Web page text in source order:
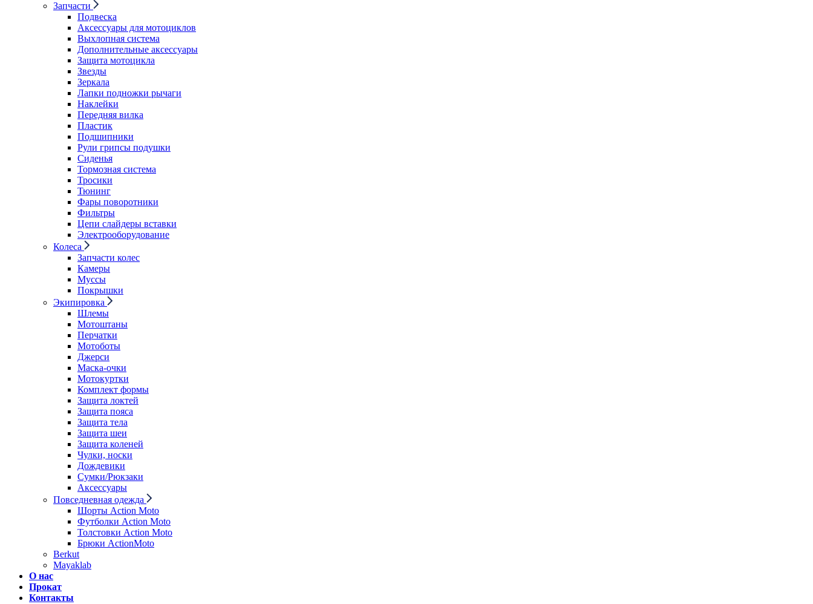
Запчасти
Подвеска
Аксессуары для мотоциклов
Выхлопная система
Дополнительные аксессуары
Защита мотоцикла
Звезды
Зеркала
Лапки подножки рычаги
Наклейки
Передняя вилка
Пластик
Подшипники
Рули грипсы подушки
Сиденья
Тормозная система
Тросики
Тюнинг
Фары поворотники
Фильтры
Цепи слайдеры вставки
Электрооборудование
Колеса
Запчасти колес
Камеры
Муссы
Покрышки
Экипировка
Шлемы
Мотоштаны
Перчатки
Мотоботы
Джерси
Маска-очки
Мотокуртки
Комплект формы
Защита локтей
Защита пояса
Защита тела
Защита шеи
Защита коленей
Чулки, носки
Дождевики
Сумки/Рюкзаки
Аксессуары
Повседневная одежда
Шорты Action Moto
Футболки Action Moto
Толстовки Action Moto
Брюки ActionMoto
Berkut
Mayaklab
О нас
Прокат
Контакты